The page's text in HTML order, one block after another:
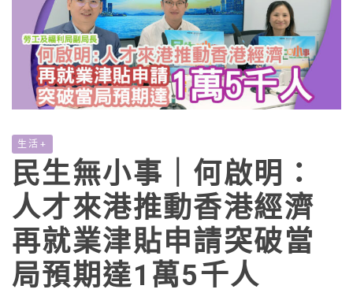
生活+
民生無小事｜何啟明：
人才來港推動香港經濟
再就業津貼申請突破當
局預期達1萬5千人